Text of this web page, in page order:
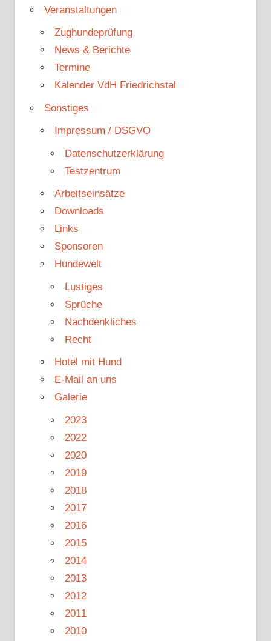
Veranstaltungen
Zughundeprüfung
News & Berichte
Termine
Kalender VdH Friedrichstal
Sonstiges
Impressum / DSGVO
Datenschutzerklärung
Testzentrum
Arbeitseinsätze
Downloads
Links
Sponsoren
Hundewelt
Lustiges
Sprüche
Nachdenkliches
Recht
Hotel mit Hund
E-Mail an uns
Galerie
2023
2022
2020
2019
2018
2017
2016
2015
2014
2013
2012
2011
2010